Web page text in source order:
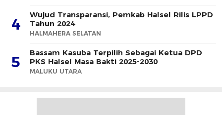
4
Wujud Transparansi, Pemkab Halsel Rilis LPPD
Tahun 2024
HALMAHERA SELATAN
5
Bassam Kasuba Terpilih Sebagai Ketua DPD
PKS Halsel Masa Bakti 2025-2030
MALUKU UTARA